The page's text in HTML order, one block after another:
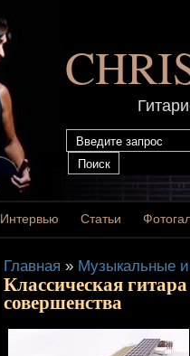
Интервью Статьи
Главная » Музыкальные
Классическая
совершенства